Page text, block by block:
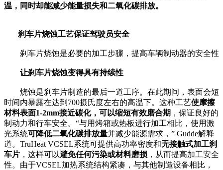
温，同时却能减少能量损失和二氧化碳排放。
刹车片烧蚀工艺保证驾驶员安全
刹车片烧蚀是必要的加工步骤，提高车辆制动器的安全性
让刹车片烧蚀变得具有持续性
烧蚀是刹车片制造的最后一道工序。在此期间，表面会短
时间内暴露在达到700摄氏度左右的高温下。这种工艺使摩擦
材料表面1-2mm接近碳化，可以缩短有效磨合期 ，保证良好的
制动力和行车安全。“与用烤箱或热板进行加工相比，使用激
光系统可降低二氧化碳排放量并减少能源需求，” Gudde解释
道。TruHeat VCSEL系统可提供高功率密度和无接触式加工刹
车片 ，这样可以避免任何污染或材料磨损 ，从而提高加工安全
性。由于VCSEL加热系统结构紧凑，与其他制造设备相比，